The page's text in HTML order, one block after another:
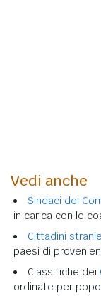
Vedi anche
Sindaci dei
in carica con le
Cittadini
paesi di
Classifiche dei
ordinate per